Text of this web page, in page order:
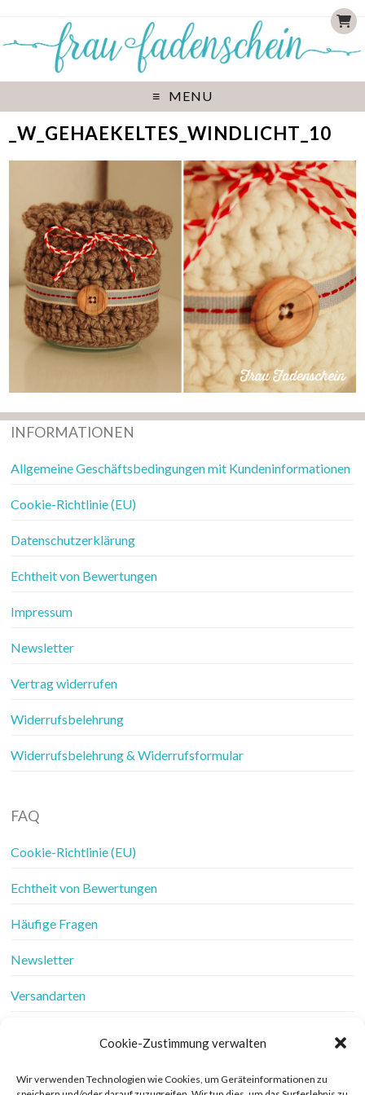
Cookie-Zustimmung verwalten
Wir verwenden Technologien wie Cookies, um Geräteinformationen zu
MENU
_W_GEHAEKELTES_WINDLICHT_10
INFORMATIONEN
Allgemeine Geschäftsbedingungen mit Kundeninformationen
Cookie-Richtlinie (EU)
Datenschutzerklärung
Echtheit von Bewertungen
Impressum
Newsletter
Vertrag widerrufen
Widerrufsbelehrung
Widerrufsbelehrung & Widerrufsformular
FAQ
Cookie-Richtlinie (EU)
Echtheit von Bewertungen
Häufige Fragen
Newsletter
Versandarten